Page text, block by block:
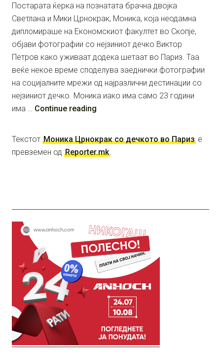
Постарата ќерка на познатата брачна двојка
Светлана и Мики Црнокрак, Моника, која неодамна
дипломираше на Економскиот факултет во Скопје,
објави фотографии со нејзиниот дечко Виктор
Петров како уживаат додека шетаат во Париз. Таа
веќе некое време споделува заеднички фотографии
на социјалните мрежи од најразлични дестинации со
нејзиниот дечко. Моника иако има само 23 години
има … Continue reading
Текстот Моника Црнокрак со дечкото во Париз е
превземен од Reporter.mk.